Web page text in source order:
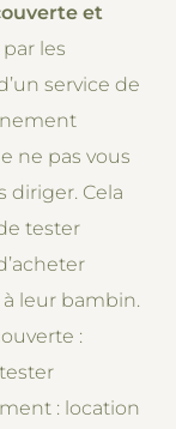
et
par les
service de
ne pas vous
diriger. Cela
tester
leur bambin.
:
: location